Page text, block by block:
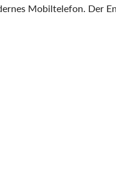
Mobiltelefon. Der